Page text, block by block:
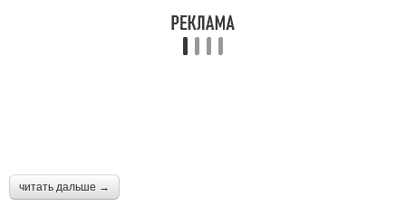
читать дальше →